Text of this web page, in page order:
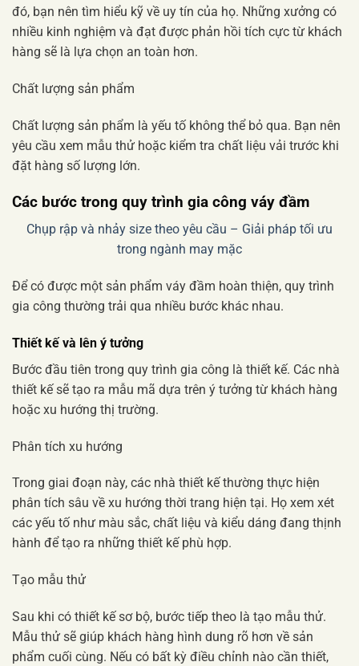
đó, bạn nên tìm hiểu kỹ về uy tín của họ. Những xưởng có
nhiều kinh nghiệm và đạt được phản hồi tích cực từ khách
hàng sẽ là lựa chọn an toàn hơn.
Chất lượng sản phẩm
Chất lượng sản phẩm là yếu tố không thể bỏ qua. Bạn nên
yêu cầu xem mẫu thử hoặc kiểm tra chất liệu vải trước khi
đặt hàng số lượng lớn.
Các bước trong quy trình gia công váy đầm
Chụp rập và nhảy size theo yêu cầu – Giải pháp tối ưu
trong ngành may mặc
Để có được một sản phẩm váy đầm hoàn thiện, quy trình
gia công thường trải qua nhiều bước khác nhau.
Thiết kế và lên ý tưởng
Bước đầu tiên trong quy trình gia công là thiết kế. Các nhà
thiết kế sẽ tạo ra mẫu mã dựa trên ý tưởng từ khách hàng
hoặc xu hướng thị trường.
Phân tích xu hướng
Trong giai đoạn này, các nhà thiết kế thường thực hiện
phân tích sâu về xu hướng thời trang hiện tại. Họ xem xét
các yếu tố như màu sắc, chất liệu và kiểu dáng đang thịnh
hành để tạo ra những thiết kế phù hợp.
Tạo mẫu thử
Sau khi có thiết kế sơ bộ, bước tiếp theo là tạo mẫu thử.
Mẫu thử sẽ giúp khách hàng hình dung rõ hơn về sản
phẩm cuối cùng. Nếu có bất kỳ điều chỉnh nào cần thiết,